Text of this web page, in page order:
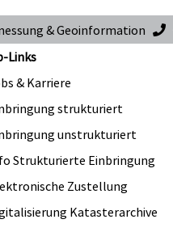
& Geoinformation
Links
& Karriere
strukturiert
unstrukturiert
Strukturierte Einbringung
Zustellung
Katasterarchive